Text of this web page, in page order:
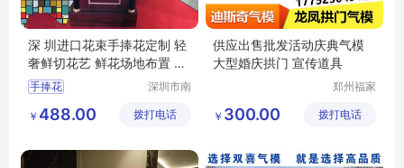
深 圳进口花束手捧花定制 轻
奢鲜切花艺 鲜花场地布置 南
韵竹风
手捧花
深圳市南
观园林有
￥ 488.00 拨打电话
供应出售批发活动庆典气模
大型婚庆拱门 宣传道具
郑州福家
有限公司
￥ 300.00 拨打电话